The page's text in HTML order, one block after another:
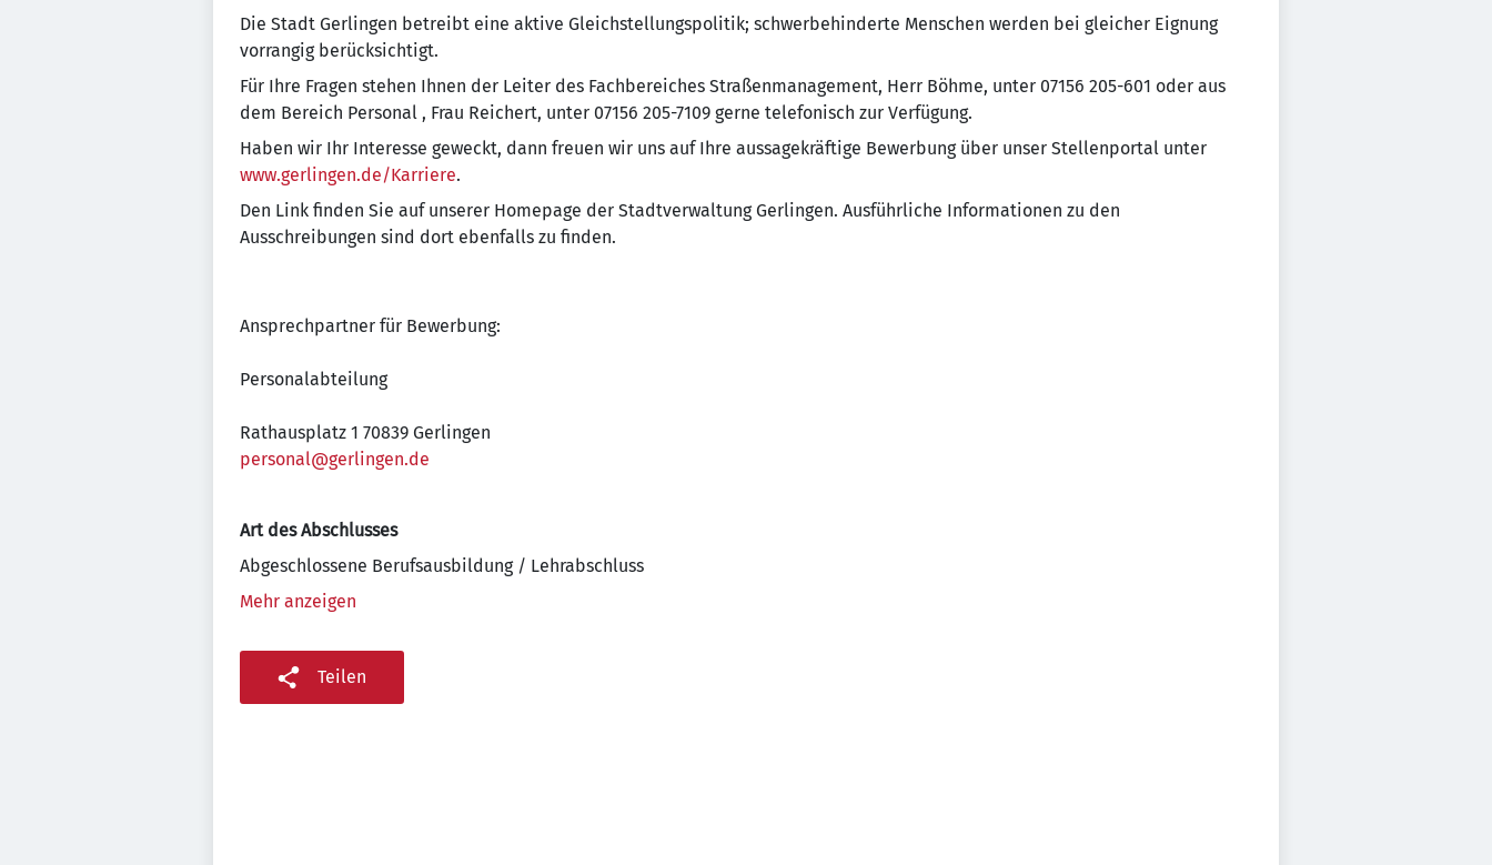
Die Stadt Gerlingen betreibt eine aktive Gleichstellungspolitik; schwerbehinderte Menschen werden bei gleicher Eignung
vorrangig berücksichtigt.
Für Ihre Fragen stehen Ihnen der Leiter des Fachbereiches Straßenmanagement, Herr Böhme, unter 07156 205-601 oder aus
dem Bereich Personal , Frau Reichert, unter 07156 205-7109 gerne telefonisch zur Verfügung.
Haben wir Ihr Interesse geweckt, dann freuen wir uns auf Ihre aussagekräftige Bewerbung über unser Stellenportal unter
www.gerlingen.de/Karriere.
Den Link finden Sie auf unserer Homepage der Stadtverwaltung Gerlingen. Ausführliche Informationen zu den
Ausschreibungen sind dort ebenfalls zu finden.
Ansprechpartner für Bewerbung:
Personalabteilung
Rathausplatz 1 70839 Gerlingen
personal@gerlingen.de
Art des Abschlusses
Abgeschlossene Berufsausbildung / Lehrabschluss
Mehr anzeigen
Teilen